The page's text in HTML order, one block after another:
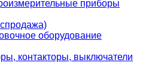
приборы
оборудование
контакторы, выключатели